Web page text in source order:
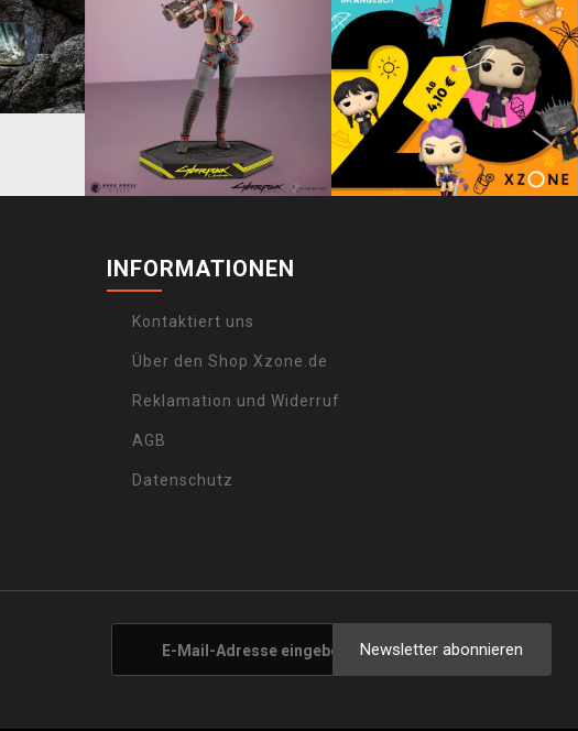
INFORMATIONEN
Kontaktiert uns
Über den Shop Xzone.de
Reklamation und Widerruf
AGB
Datenschutz
Newsletter abonnieren